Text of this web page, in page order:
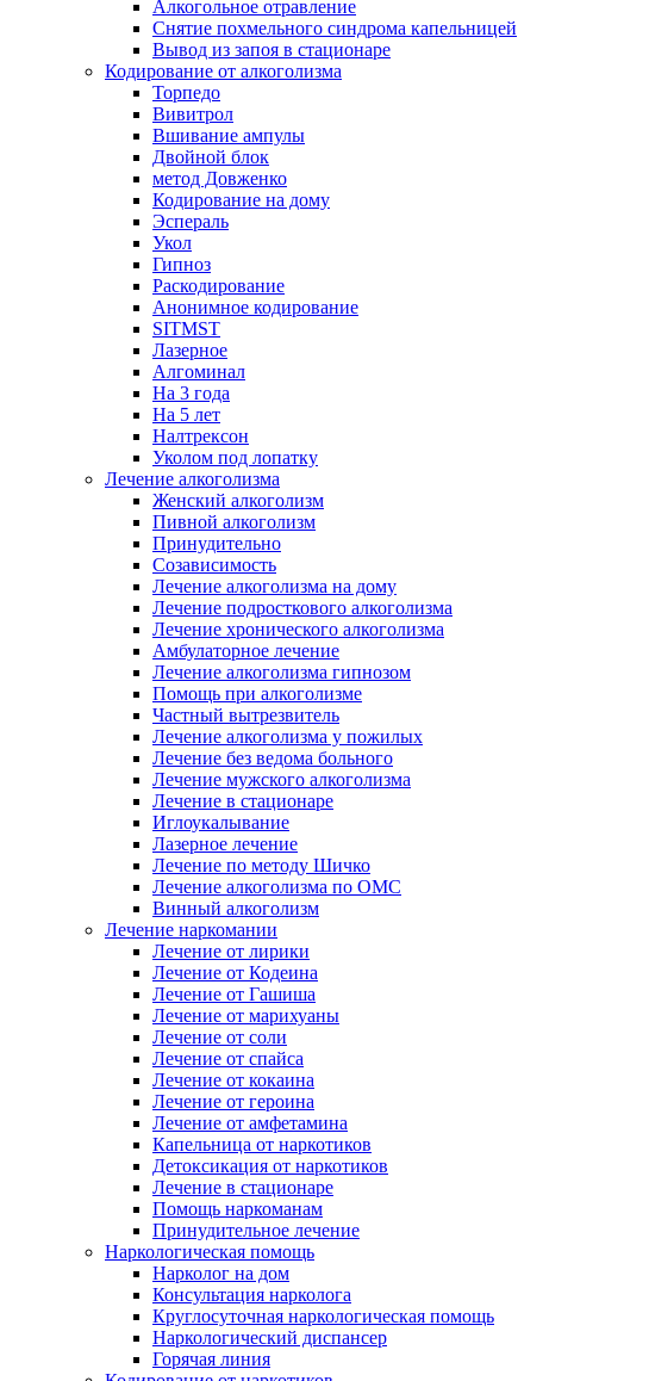
Алкогольное отравление
Снятие похмельного синдрома капельницей
Вывод из запоя в стационаре
Кодирование от алкоголизма
Торпедо
Вивитрол
Вшивание ампулы
Двойной блок
метод Довженко
Кодирование на дому
Эспераль
Укол
Гипноз
Раскодирование
Анонимное кодирование
SITMST
Лазерное
Алгоминал
На 3 года
На 5 лет
Налтрексон
Уколом под лопатку
Лечение алкоголизма
Женский алкоголизм
Пивной алкоголизм
Принудительно
Созависимость
Лечение алкоголизма на дому
Лечение подросткового алкоголизма
Лечение хронического алкоголизма
Амбулаторное лечение
Лечение алкоголизма гипнозом
Помощь при алкоголизме
Частный вытрезвитель
Лечение алкоголизма у пожилых
Лечение без ведома больного
Лечение мужского алкоголизма
Лечение в стационаре
Иглоукалывание
Лазерное лечение
Лечение по методу Шичко
Лечение алкоголизма по ОМС
Винный алкоголизм
Лечение наркомании
Лечение от лирики
Лечение от Кодеина
Лечение от Гашиша
Лечение от марихуаны
Лечение от соли
Лечение от спайса
Лечение от кокаина
Лечение от героина
Лечение от амфетамина
Капельница от наркотиков
Детоксикация от наркотиков
Лечение в стационаре
Помощь наркоманам
Принудительное лечение
Наркологическая помощь
Нарколог на дом
Консультация нарколога
Круглосуточная наркологическая помощь
Наркологический диспансер
Горячая линия